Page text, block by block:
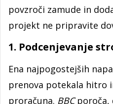
povzroči zamude in
projekt ne pripravite
1. Podcenjevanje
Ena najpogostejših
prenova potekala hitro
proračuna. BBCporoča,